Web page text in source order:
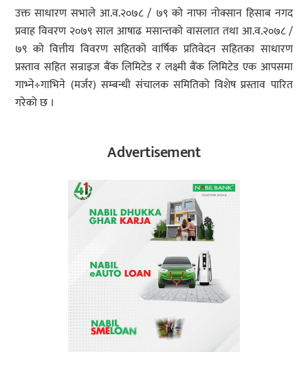
उक्त साधारण सभाले आ.व.२०७८ / ७९ को नाफा नोक्सान हिसाब नगद
प्रवाह विवरण २०७९ साल आषाढ मसान्तको वासलात तथा आ.व.२०७८ /
७९ को वित्तीय विवरण सहितको वार्षिक प्रतिवेदन सहितका साधारण
प्रस्ताव सहित सन्राइज बैंक लिमिटेड र लक्ष्मी बैंक लिमिटेड एक आपसमा
गाभ्ने÷गाभिने (मर्जर) सम्बन्धी संचालक समितिको विशेष प्रस्ताव पारित
गरेको छ ।
Advertisement